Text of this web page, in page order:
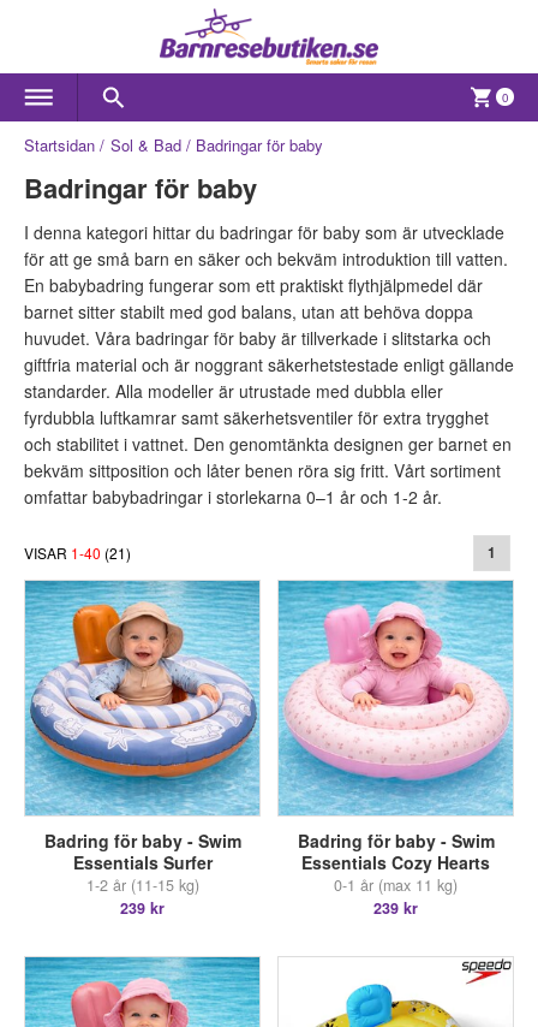
0
Startsidan Sol & Bad Badringar för baby
Badringar för baby
I denna kategori hittar du badringar för baby som är utvecklade
för att ge små barn en säker och bekväm introduktion till vatten.
En babybadring fungerar som ett praktiskt flythjälpmedel där
barnet sitter stabilt med god balans, utan att behöva doppa
huvudet. Våra badringar för baby är tillverkade i slitstarka och
giftfria material och är noggrant säkerhetstestade enligt gällande
standarder. Alla modeller är utrustade med dubbla eller
fyrdubbla luftkamrar samt säkerhetsventiler för extra trygghet
och stabilitet i vattnet. Den genomtänkta designen ger barnet en
bekväm sittposition och låter benen röra sig fritt. Vårt sortiment
omfattar babybadringar i storlekarna 0–1 år och 1-2 år.
VISAR 1-40 (21) 1
Badring för baby - Swim
Essentials Surfer
1-2 år (11-15 kg)
239 kr
Badring för baby - Swim
Essentials Cozy Hearts
0-1 år (max 11 kg)
239 kr